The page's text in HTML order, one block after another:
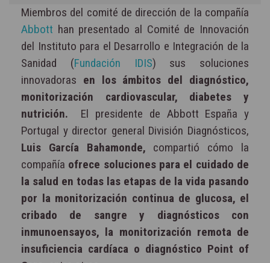
Miembros del comité de dirección de la compañía
Abbott han presentado al Comité de Innovación
del Instituto para el Desarrollo e Integración de la
Sanidad (Fundación IDIS) sus soluciones
innovadoras en los ámbitos del diagnóstico,
monitorización cardiovascular, diabetes y
nutrición. El presidente de Abbott España y
Portugal y director general División Diagnósticos,
Luis García Bahamonde, compartió cómo la
compañía ofrece soluciones para el cuidado de
la salud en todas las etapas de la vida pasando
por la monitorización continua de glucosa, el
cribado de sangre y diagnósticos con
inmunoensayos, la monitorización remota de
insuficiencia cardíaca o diagnóstico Point of